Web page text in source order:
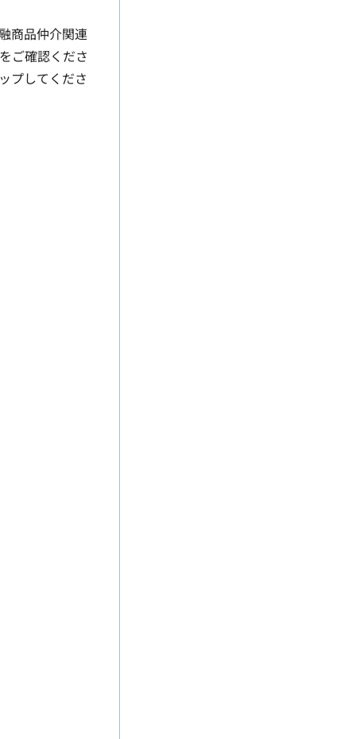
商品仲介関連
ご確認くださ
プしてくださ